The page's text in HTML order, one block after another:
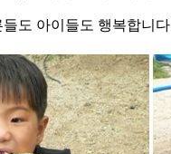
들도 아이들도 행복합니다